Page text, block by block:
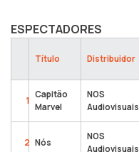
ESPECTADORES
Título Distribuidor
1
Capitão
Marvel
NOS
Audiovisuais
2 Nós
NOS
Audiovisuais